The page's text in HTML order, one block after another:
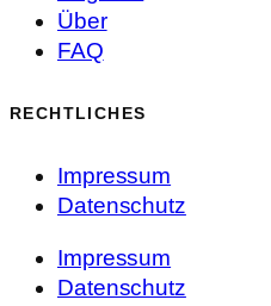
Über
FAQ
RECHTLICHES
Impressum
Datenschutz
Impressum
Datenschutz